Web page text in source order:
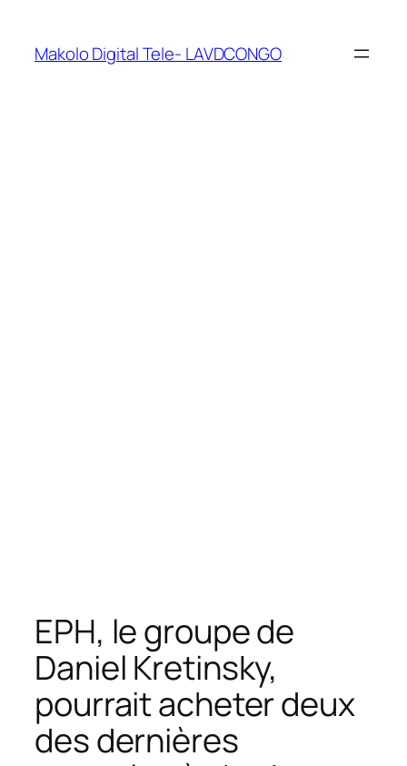
Makolo Digital Tele- LAVDCONGO
EPH, le groupe de
Daniel Kretinsky,
pourrait acheter deux
des dernières